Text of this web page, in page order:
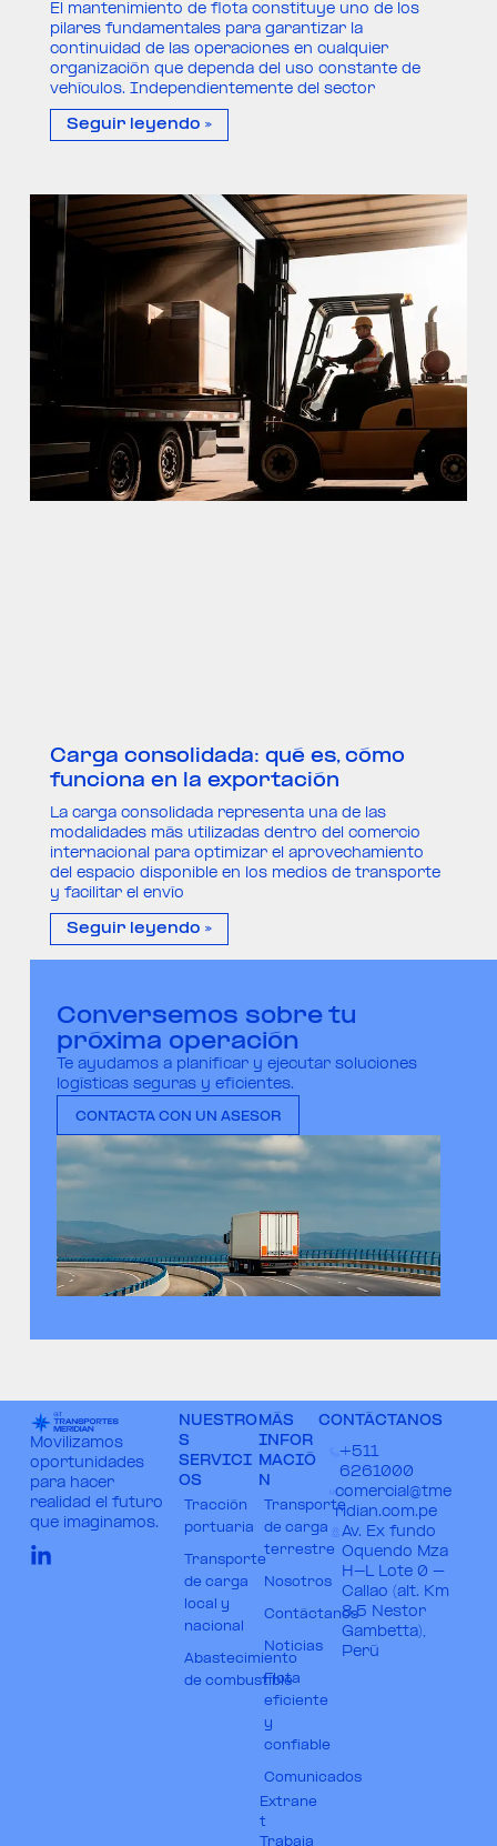
El mantenimiento de flota constituye uno de los
pilares fundamentales para garantizar la
continuidad de las operaciones en cualquier
organización que dependa del uso constante de
vehículos. Independientemente del sector
Seguir leyendo »
Carga consolidada: qué es, cómo
funciona en la exportación
La carga consolidada representa una de las
modalidades más utilizadas dentro del comercio
internacional para optimizar el aprovechamiento
del espacio disponible en los medios de transporte
y facilitar el envío
Seguir leyendo »
Conversemos sobre tu
próxima operación
Te ayudamos a planificar y ejecutar soluciones
logísticas seguras y eficientes.
CONTACTA CON UN ASESOR
Movilizamos
oportunidades
para hacer
realidad el futuro
que imaginamos.
NUESTRO
S
SERVICI
OS
Tracción
portuaria
Transporte
de carga
local y
nacional
Abastecimiento
de combustible
MÁS
INFOR
MACIÓ
N
Transporte
de carga
terrestre
Nosotros
Contáctanos
Noticias
Flota
eficiente
y
confiable
Comunicados
Extrane
t
Trabaja
CONTÁCTANOS
+511
6261000​
comercial@tme
ridian.com.pe​
Av. Ex fundo
Oquendo Mza
H-L Lote 0 –
Callao (alt. Km
8.5 Nestor
Gambetta),
Perú​